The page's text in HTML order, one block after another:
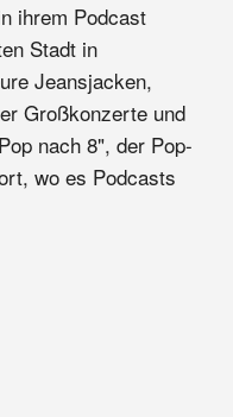
ihrem Podcast
Stadt in
Jeansjacken,
Großkonzerte und
nach 8", der Pop-
wo es Podcasts